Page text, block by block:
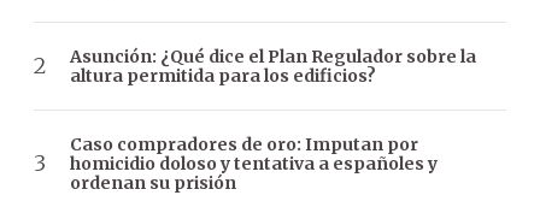
Asunción: ¿Qué dice el Plan Regulador sobre la
altura permitida para los edificios?
Caso compradores de oro: Imputan por
homicidio doloso y tentativa a españoles y
ordenan su prisión